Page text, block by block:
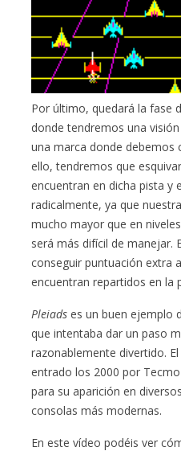
Por último, quedará la fase
donde tendremos una
una marca donde debemos
ello, tendremos que
encuentran en dicha pista y
radicalmente, ya que
mucho mayor que en
será más difícil de manejar.
conseguir puntuación extra
encuentran repartidos en la
Pleiads es un buen ejemplo
que intentaba dar un paso
razonablemente divertido.
entrado los 2000 por
para su aparición en
consolas más modernas.
En este vídeo podéis ver